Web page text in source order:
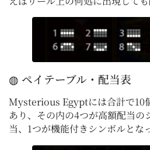
◍ ペイテーブル・配当表
Mysterious Egyptには合計で10
あり、その内の4つが高額配当の
当、1つが機能付きシンボルとな